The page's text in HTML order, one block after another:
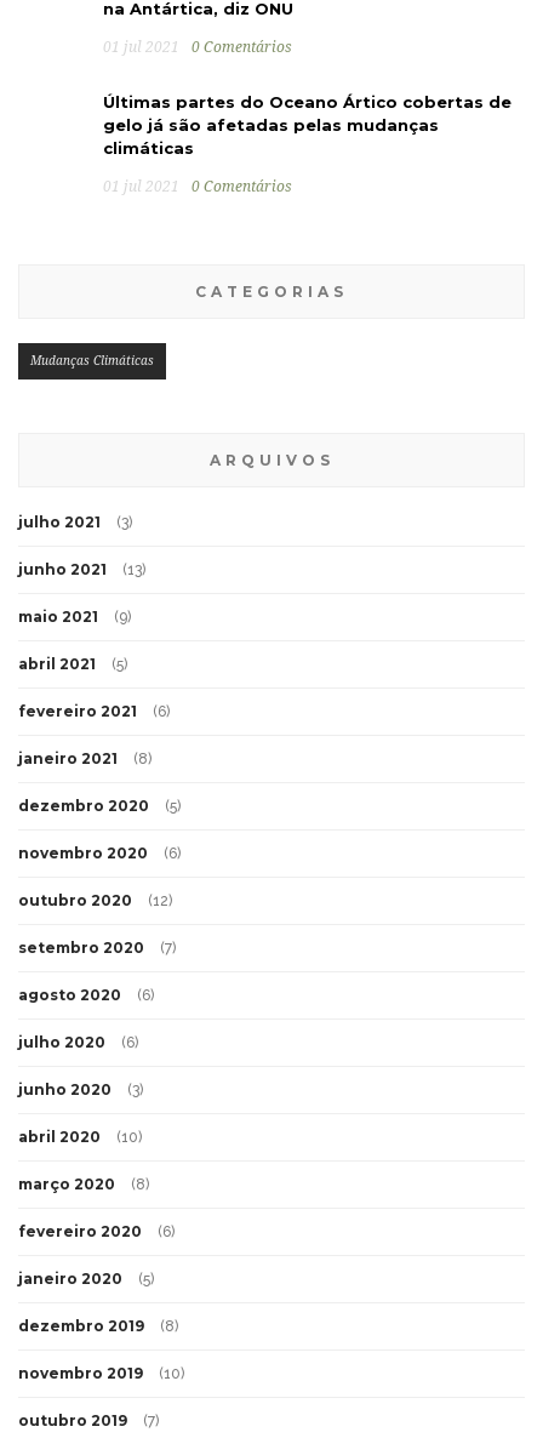
na Antártica, diz ONU
01 jul 2021 0 Comentários
Últimas partes do Oceano Ártico cobertas de
gelo já são afetadas pelas mudanças
climáticas
01 jul 2021 0 Comentários
CATEGORIAS
Mudanças Climáticas
ARQUIVOS
julho 2021 (3)
junho 2021 (13)
maio 2021 (9)
abril 2021 (5)
fevereiro 2021 (6)
janeiro 2021 (8)
dezembro 2020 (5)
novembro 2020 (6)
outubro 2020 (12)
setembro 2020 (7)
agosto 2020 (6)
julho 2020 (6)
junho 2020 (3)
abril 2020 (10)
março 2020 (8)
fevereiro 2020 (6)
janeiro 2020 (5)
dezembro 2019 (8)
novembro 2019 (10)
outubro 2019 (7)